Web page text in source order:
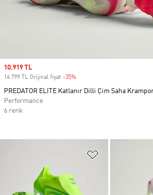
Sale price
10.919 TL
16.799 TL Orijinal fiyat -35%
PREDATOR ELITE Katlanır Dilli Çim Saha
Performance
6 renk